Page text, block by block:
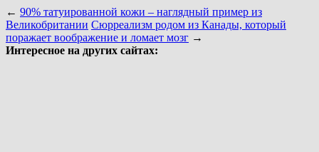
← 90% татуированной кожи – наглядный пример из
Великобритании Сюрреализм родом из Канады, который
поражает воображение и ломает мозг →
Интересное на других сайтах: